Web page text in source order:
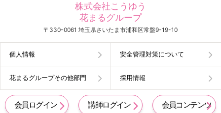
株式会社こうゆう
花まるグループ
〒330-0061 埼玉県さいたま市浦和区常盤9-19-10
個人情報 安全管理対策について
花まるグループその他部門 採用情報
会員ログイン 講師ログイン 会員コンテンツ